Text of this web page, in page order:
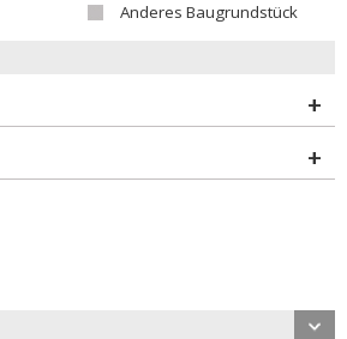
Anderes Baugrundstück